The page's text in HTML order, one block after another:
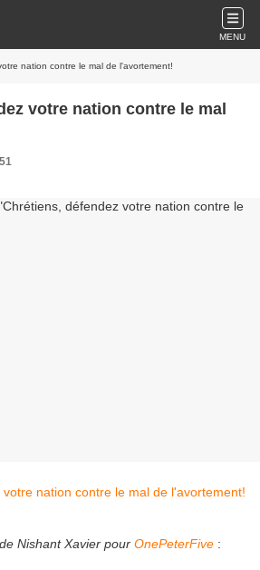
MENU
nation contre le mal de l'avortement!
votre nation contre le mal
Nishant Xavier pour OnePeterFive :